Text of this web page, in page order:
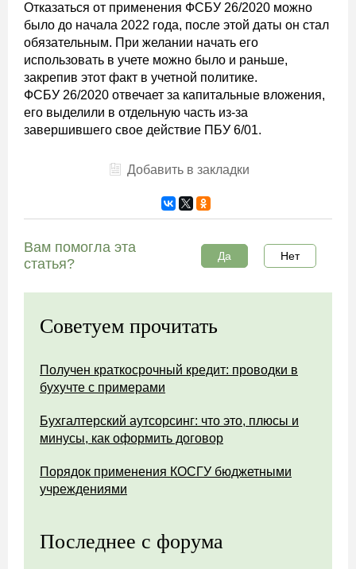
Отказаться от применения ФСБУ 26/2020 можно
было до начала 2022 года, после этой даты он стал
обязательным. При желании начать его
использовать в учете можно было и раньше,
закрепив этот факт в учетной политике.
ФСБУ 26/2020 отвечает за капитальные вложения,
его выделили в отдельную часть из-за
завершившего свое действие ПБУ 6/01.
Добавить в закладки
Вам помогла эта
статья?
Да Нет
Советуем прочитать
Получен краткосрочный кредит: проводки в
бухучте с примерами
Бухгалтерский аутсорсинг: что это, плюсы и
минусы, как оформить договор
Порядок применения КОСГУ бюджетными
учреждениями
Последнее с форума